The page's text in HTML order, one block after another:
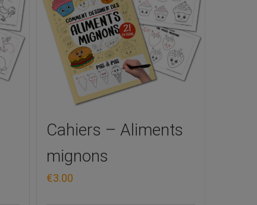
Cahiers – Aliments
mignons
€3.00